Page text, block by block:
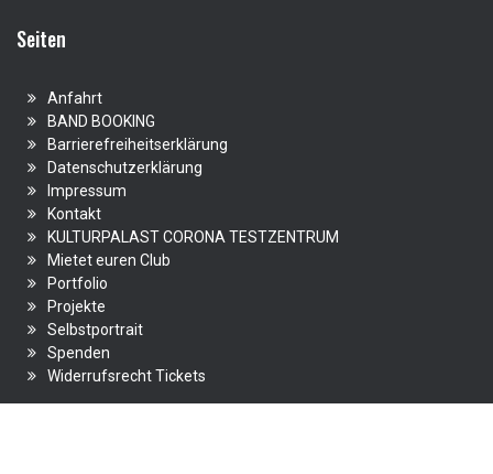
Seiten
Anfahrt
BAND BOOKING
Barrierefreiheitserklärung
Datenschutzerklärung
Impressum
Kontakt
KULTURPALAST CORONA TESTZENTRUM
Mietet euren Club
Portfolio
Projekte
Selbstportrait
Spenden
Widerrufsrecht Tickets